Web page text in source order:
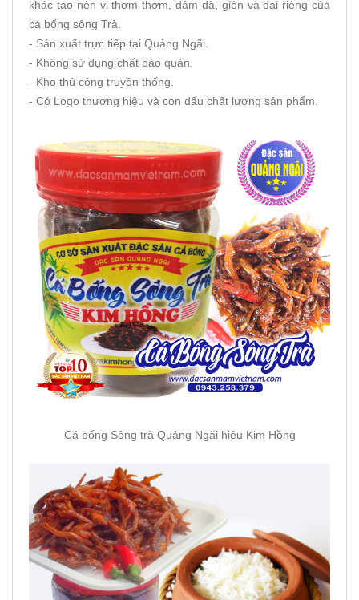
khác tạo nên vị thơm thơm, đậm đà, giòn và dai riêng của
cá bống sông Trà.
- Sản xuất trực tiếp tại Quảng Ngãi.
- Không sử dụng chất bảo quản.
- Kho thủ công truyền thống.
- Có Logo thương hiệu và con dấu chất lượng sản phẩm.
Cá bống Sông trà Quảng Ngãi hiệu Kim Hồng